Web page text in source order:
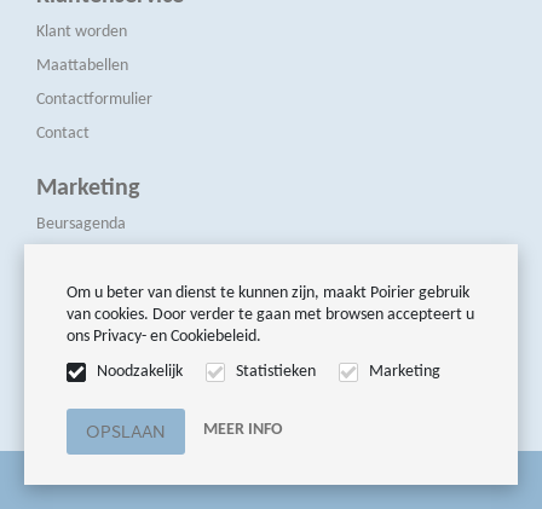
Om u beter van dienst te kunnen zijn, maakt Poirier gebruik
van cookies. Door verder te gaan met browsen accepteert u
ons Privacy- en Cookiebeleid.
Noodzakelijk
Statistieken Marketing
MEER INFO
Klant worden
Maattabellen
Contactformulier
Contact
Marketing
Beursagenda
Nieuwsbrieven
Volg ons